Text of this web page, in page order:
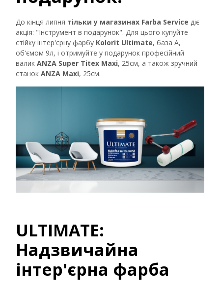
До кінця липня тільки у магазинах Farba Service діє
акція: "Інструмент в подарунок". Для цього купуйте
стійку інтер'єрну фарбу Kolorit Ultimate, база А,
об'ємом 9л, і отримуйте у подарунок професійний
валик ANZA Super Titex Maxi, 25см, а також зручний
станок ANZA Maxi, 25см.
ULTIMATE:
Надзвичайна
інтер'єрна фарба